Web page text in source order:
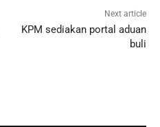
Next article
KPM sediakan portal aduan
buli